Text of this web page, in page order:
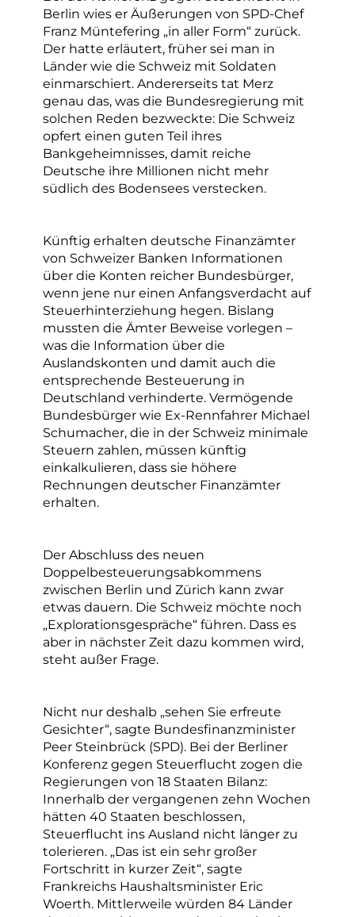
Berlin wies er Äußerungen von SPD-Chef
Franz Müntefering „in aller Form“ zurück.
Der hatte erläutert, früher sei man in
Länder wie die Schweiz mit Soldaten
einmarschiert. Andererseits tat Merz
genau das, was die Bundesregierung mit
solchen Reden bezweckte: Die Schweiz
opfert einen guten Teil ihres
Bankgeheimnisses, damit reiche
Deutsche ihre Millionen nicht mehr
südlich des Bodensees verstecken.
Künftig erhalten deutsche Finanzämter
von Schweizer Banken Informationen
über die Konten reicher Bundesbürger,
wenn jene nur einen Anfangsverdacht auf
Steuerhinterziehung hegen. Bislang
mussten die Ämter Beweise vorlegen –
was die Information über die
Auslandskonten und damit auch die
entsprechende Besteuerung in
Deutschland verhinderte. Vermögende
Bundesbürger wie Ex-Rennfahrer Michael
Schumacher, die in der Schweiz minimale
Steuern zahlen, müssen künftig
einkalkulieren, dass sie höhere
Rechnungen deutscher Finanzämter
erhalten.
Der Abschluss des neuen
Doppelbesteuerungsabkommens
zwischen Berlin und Zürich kann zwar
etwas dauern. Die Schweiz möchte noch
„Explorationsgespräche“ führen. Dass es
aber in nächster Zeit dazu kommen wird,
steht außer Frage.
Nicht nur deshalb „sehen Sie erfreute
Gesichter“, sagte Bundesfinanzminister
Peer Steinbrück (SPD). Bei der Berliner
Konferenz gegen Steuerflucht zogen die
Regierungen von 18 Staaten Bilanz:
Innerhalb der vergangenen zehn Wochen
hätten 40 Staaten beschlossen,
Steuerflucht ins Ausland nicht länger zu
tolerieren. „Das ist ein sehr großer
Fortschritt in kurzer Zeit“, sagte
Frankreichs Haushaltsminister Eric
Woerth. Mittlerweile würden 84 Länder